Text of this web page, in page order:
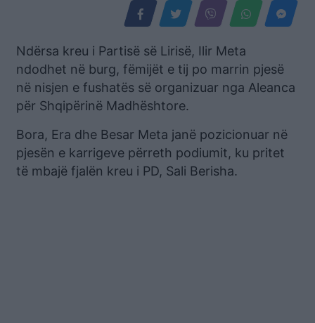
Ndërsa kreu i Partisë së Lirisë, Ilir Meta
ndodhet në burg, fëmijët e tij po marrin pjesë
në nisjen e fushatës së organizuar nga Aleanca
për Shqipërinë Madhështore.
Bora, Era dhe Besar Meta janë pozicionuar në
pjesën e karrigeve përreth podiumit, ku pritet
të mbajë fjalën kreu i PD, Sali Berisha.